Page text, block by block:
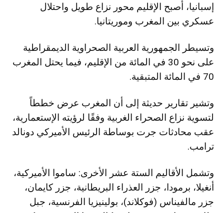
إسبانيا، أصبح الإقليم محور نزاع طويل واحتلال
عسكري بين المغرب وموريتانيا.
وتسيطر الجمهورية العربية الصحراوية الديمقراطية
على نحو 30 في المائة من الإقليم، فيما يحتل المغرب
70 في المائة المتبقية.
وتشير تقارير حديثة إلى أن المغرب عرض خططاً
لتسوية نزاع الصحراء الغربية وفقًا لرؤيته الإستعمارية،
عقب محادثات جرت بوساطة الرئيس الأميركي دونالد
ترامب.
وتشمل الأقاليم الستة عشر الأخرى: ساموا الأميركية،
أنغيلا، برمودا، جزر العذراء البريطانية، جزر كايمان،
جزر مالفيناس (فوكلاند)، بولينيزيا الفرنسية، جبل